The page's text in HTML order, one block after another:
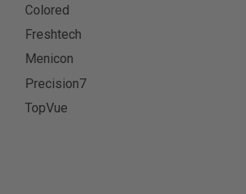
Colored
Freshtech
Menicon
Precision7
TopVue